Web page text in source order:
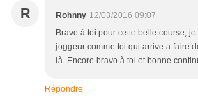
R Rohnny 12/03/2016 09:07
Bravo à toi pour cette belle course,
joggeur comme toi qui arrive a faire
là. Encore bravo à toi et bonne
Répondre